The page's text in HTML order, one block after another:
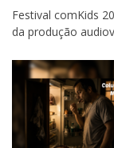
Festival comKids
da produção